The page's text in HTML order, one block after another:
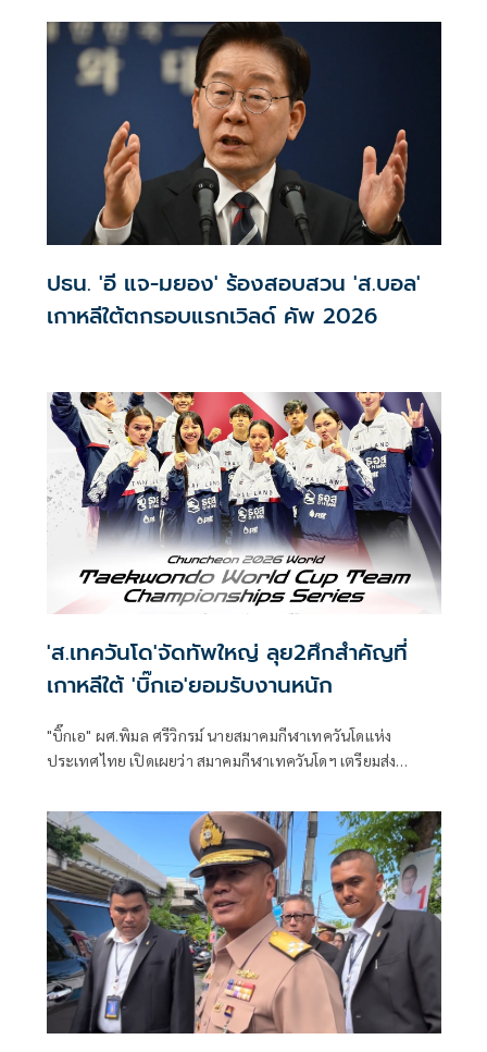
ความสนใจ ตั้งเป้ายอดผู้เข้าชมไม่ต่ำกว่า 1 แสนคน
ปธน. 'อี แจ-มยอง' ร้องสอบสวน 'ส.บอล'
เกาหลีใต้ตกรอบแรกเวิลด์ คัพ 2026
'ส.เทควันโด'จัดทัพใหญ่ ลุย2ศึกสำคัญที่
เกาหลีใต้ 'บิ๊กเอ'ยอมรับงานหนัก
"บิ๊กเอ" ผศ.พิมล ศรีวิกรม์ นายสมาคมกีฬาเทควันโดแห่ง
ประเทศไทย เปิดเผยว่า สมาคมกีฬาเทควันโดฯ เตรียมส่ง
รายการสำคัญที่เมืองชุนชอน ประเทศเกาหลีใต้ รวม 2 รายการ
ประกอบด้วย รายการ "Chuncheon 2026 World Taekwondo
World Cup Team Championships Series" ระหว่างวันที่ 14-
16 ก.ค.69 ต่อเนื่องด้วยรายการ "2026 Chuncheon Korea
Open International Taekwondo Championships" ระหว่าง
วันที่ 18-22 ก.ค.69